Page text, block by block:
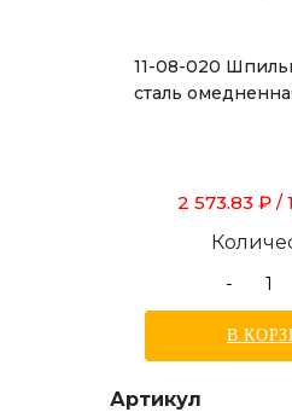
11-08-020
сталь
2 573.83 ₽ /
-
В
Артикул